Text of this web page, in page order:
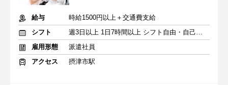
給与
時給1500円以上＋交通費支給
シフト
週3日以上 1日7時間以上 シフト自由・自己申告
雇用形態
派遣社員
アクセス
摂津市駅